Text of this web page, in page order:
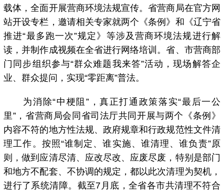
载体，全面开展营商环境法规宣传。省营商局在官方网
站开设专栏，邀请相关专家就两个《条例》和《辽宁省
推进“最多跑一次”规定》等涉及营商环境法规进行解
读，并制作成视频在全省进行网络培训。省、市营商部
门同步组织参与“群众难题我来答”活动，现场解答企
业、群众提问，实现“零距离”普法。
为消除“中梗阻”，真正打通政策落实“最后一公
里”，省营商局会同省司法厅共同开展与两个《条例》
内容不符的地方性法规、政府规章和行政规范性文件清
理工作。按照“谁制定、谁实施、谁清理、谁负责”原
则，做到应清尽清、应改尽改、应废尽废，特别是部门
和地方不配套、不协调的规定，都以此次清理为契机，
进行了系统清障。截至7月底，全省各市共清理不符合